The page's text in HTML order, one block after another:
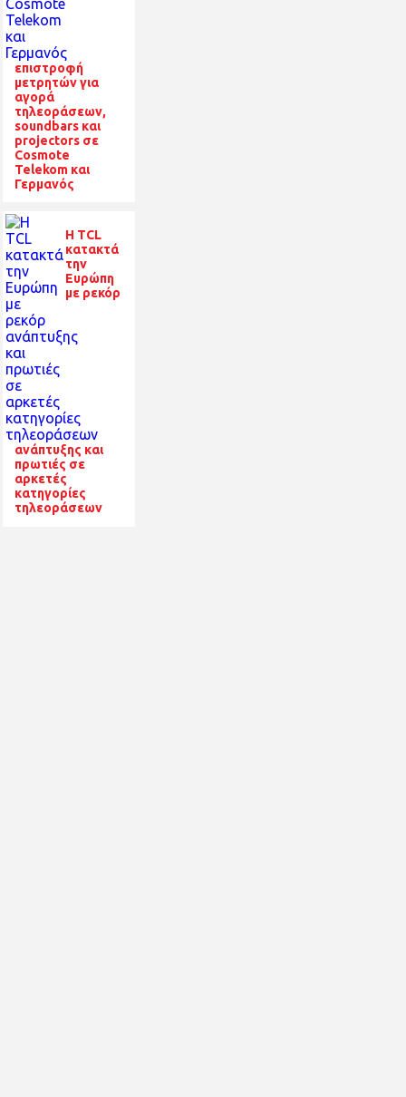
επιστροφή
μετρητών για
αγορά
τηλεοράσεων,
soundbars και
projectors σε
Cosmote
Telekom και
Γερμανός
Η TCL
κατακτά
την
Ευρώπη
με ρεκόρ
ανάπτυξης και
πρωτιές σε
αρκετές
κατηγορίες
τηλεοράσεων